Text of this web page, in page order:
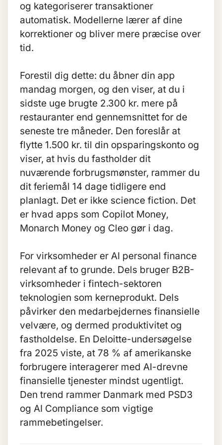
og kategoriserer transaktioner
automatisk. Modellerne lærer af dine
korrektioner og bliver mere præcise over
tid.
Forestil dig dette: du åbner din app
mandag morgen, og den viser, at du i
sidste uge brugte 2.300 kr. mere på
restauranter end gennemsnittet for de
seneste tre måneder. Den foreslår at
flytte 1.500 kr. til din opsparingskonto og
viser, at hvis du fastholder dit
nuværende forbrugsmønster, rammer du
dit feriemål 14 dage tidligere end
planlagt. Det er ikke science fiction. Det
er hvad apps som Copilot Money,
Monarch Money og Cleo gør i dag.
For virksomheder er AI personal finance
relevant af to grunde. Dels bruger B2B-
virksomheder i fintech-sektoren
teknologien som kerneprodukt. Dels
påvirker den medarbejdernes finansielle
velvære, og dermed produktivitet og
fastholdelse. En Deloitte-undersøgelse
fra 2025 viste, at 78 % af amerikanske
forbrugere interagerer med AI-drevne
finansielle tjenester mindst ugentligt.
Den trend rammer Danmark med PSD3
og AI Compliance som vigtige
rammebetingelser.